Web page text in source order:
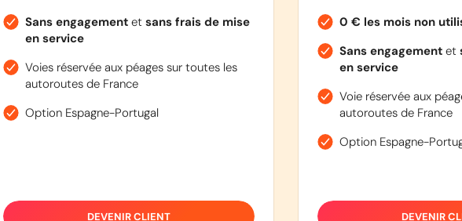
Sans engagementet sans frais de mise
en service
Voies réservée aux péages sur toutes les
autoroutes de France
Option Espagne-Portugal
DEVENIR CLIENT
0 € les mois non
Sans engagementet
en service
Voie réservée aux
autoroutes de France
Option Espagne-
DEVENIR